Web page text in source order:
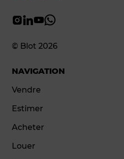
© Blot 2026
NAVIGATION
Vendre
Estimer
Acheter
Louer